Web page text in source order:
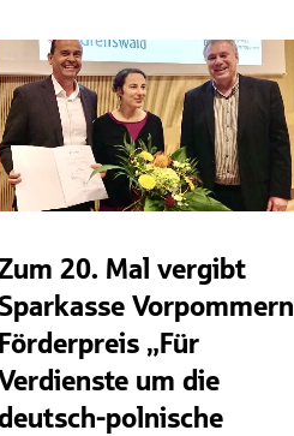
20. Mal vergibt
Vorpommern
Förderpreis „Für
um die
polnische